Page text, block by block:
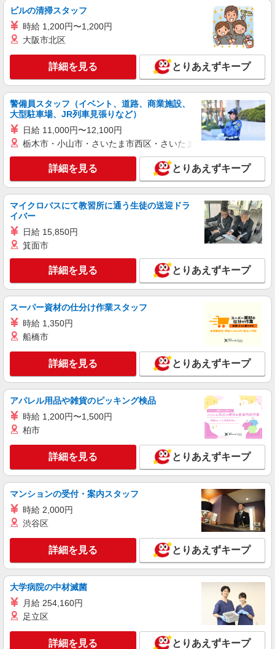
力になれる看護助手
【正社員】月給240,000〜400,000円 ・基本
給：200,000円〜220,000円 ・資格手当：10,000〜
30,000円 ・役職手当：10,000〜70,000円 ・処遇改
善手当：20,000〜60,000円（勤続年数、保有資格
により変動） ・固定残業手当：20,000円（10時
間） ※固定残業時間を超過する場合には超過勤務
手当として別途支給 ・夜勤手当：10,000円/1回
（上記給与とは別に支給） 下記資格をお持ちの方
歓迎 ・認知症介護基礎研修 ・初任者研修 ・実務
者研修 ・介護福祉士 など
キープ 詳細を見る
派遣社員
株式会社kotrio /●YK-H-2093879
善は急げ≫≫≫履歴書不要＆面接なし！駅チカ
病院で看護助手急募
時給1600円〜2250円 ＜日払い有/週払い有/交
通費全支給(ガソリン代含む)＞
横浜市都筑区｜高田駅
詳細を見る
職業紹介
看護師さんのサポート担当＊未経験OK！きれ
いな病院で介助など＊
【正社員】月給240,000〜400,000円 ・基本
給：200,000円〜220,000円 ・資格手当：10,000〜
30,000円 ・役職手当：10,000〜70,000円 ・処遇改
善手当：20,000〜60,000円（勤続年数、保有資格
により変動） ・固定残業手当：20,000円（10時
間） ※固定残業時間を超過する場合には超過勤務
手当として別途支給 ・夜勤手当：10,000円/1回
（上記給与とは別に支給） 下記資格をお持ちの方
歓迎 ・認知症介護基礎研修 ・初任者研修 ・実務
者研修 ・介護福祉士 など
キープ
職業紹介
株式会社kotrio /●YK-S-2098564
センター北駅◆病院の補助STAFF◆患者さん
支援/消毒など≪経験不問≫
【正社員】月給240,000〜400,000円 ・基本
給：200,000円〜220,000円 ・資格手当：10,000〜
30,000円 ・役職手当：10,000〜70,000円 ・処遇改
善手当：20,000〜60,000円（勤続年数、保有資格
により変動） ・固定残業手当：20,000円（10時
間） ※固定残業時間を超過する場合には超過勤務
手当として別途支給 ・夜勤手当：10,000円/1回
歓迎 ・認知症介護基礎研修 ・初任者研修 ・実務
神奈川県横浜市都筑区
キープ 詳細を見る
職業紹介
株式会社kotrio /●YK-S-2097359
仲町台駅│チーム医療の一員。未経験でも力に
なれる看護助手
【正社員】月給240,000〜400,000円 ・基本
給：200,000円〜220,000円 ・資格手当：10,000〜
30,000円 ・役職手当：10,000〜70,000円 ・処遇改
善手当：20,000〜60,000円（勤続年数、保有資格
により変動） ・固定残業手当：20,000円（10時
間） ※固定残業時間を超過する場合には超過勤務
手当として別途支給 ・夜勤手当：10,000円/1回
（上記給与とは別に支給） 下記資格をお持ちの方
詳細を見る
ビルの清掃スタッフ
時給 1,200円〜1,200円
大阪市北区
詳細を見る とりあえずキープ
警備員スタッフ（イベント、道路、商業施設、
大型駐車場、JR列車見張りなど）
日給 11,000円〜12,100円
栃木市・小山市・さいたま市西区・さいたま市岩槻区・久喜市・
詳細を見る とりあえずキープ
マイクロバスにて教習所に通う生徒の送迎ドラ
イバー
日給 15,850円
箕面市
詳細を見る とりあえずキープ
スーパー資材の仕分け作業スタッフ
時給 1,350円
船橋市
詳細を見る とりあえずキープ
アパレル用品や雑貨のピッキング検品
時給 1,200円〜1,500円
柏市
詳細を見る とりあえずキープ
マンションの受付・案内スタッフ
時給 2,000円
渋谷区
詳細を見る とりあえずキープ
大学病院の中材滅菌
月給 254,160円
足立区
詳細を見る とりあえずキープ